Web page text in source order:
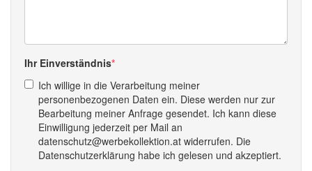
Ihr Einverständnis
Ich willige in die Verarbeitung meiner
personenbezogenen Daten ein. Diese werden nur zur
Bearbeitung meiner Anfrage gesendet. Ich kann diese
Einwilligung jederzeit per Mail an
datenschutz@werbekollektion.at widerrufen. Die
Datenschutzerklärung habe ich gelesen und akzeptiert.